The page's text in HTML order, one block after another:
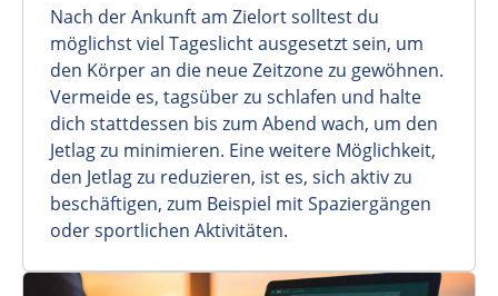
Nach der Ankunft am Zielort solltest du
möglichst viel Tageslicht ausgesetzt sein, um
den Körper an die neue Zeitzone zu gewöhnen.
Vermeide es, tagsüber zu schlafen und halte
dich stattdessen bis zum Abend wach, um den
Jetlag zu minimieren. Eine weitere Möglichkeit,
den Jetlag zu reduzieren, ist es, sich aktiv zu
beschäftigen, zum Beispiel mit Spaziergängen
oder sportlichen Aktivitäten.